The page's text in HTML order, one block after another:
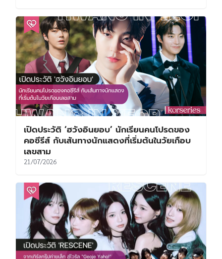
เปิดประวัติ ‘ฮวังอินยอบ’ นักเรียนคนโปรดของ
คอซีรีส์ กับเส้นทางนักแสดงที่เริ่มต้นในวัยเกือบ
เลขสาม
21/07/2026